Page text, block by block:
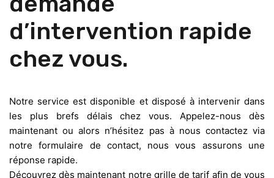
d’intervention rapide
chez vous.
Notre service est disponible et disposé à intervenir dans
les plus brefs délais chez vous. Appelez-nous dès
maintenant ou alors n’hésitez pas à nous contactez via
notre formulaire de contact, nous vous assurons une
réponse rapide.
Découvrez dès maintenant notre grille de tarif afin de vous